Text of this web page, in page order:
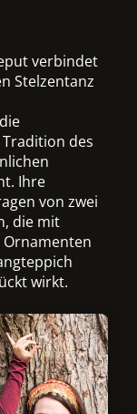
verbindet
Stelzentanz
des
Ihre
von zwei
die mit
wirkt.